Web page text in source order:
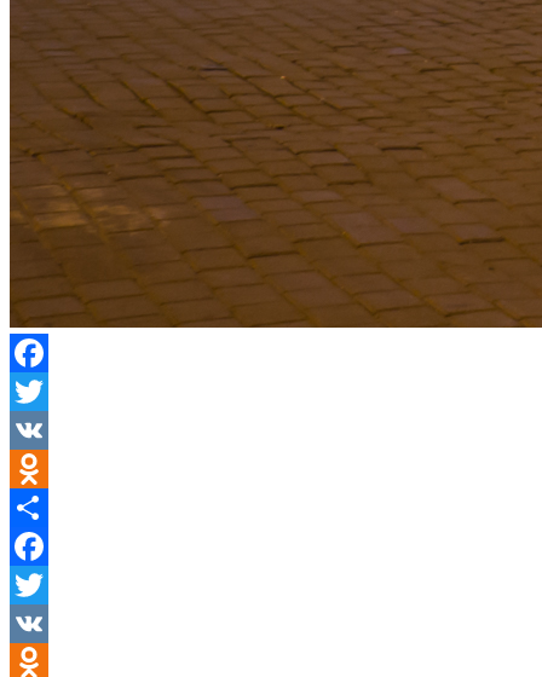
Facebook
Twitter
VK
Odnoklassniki
Отправить
Facebook
Twitter
VK